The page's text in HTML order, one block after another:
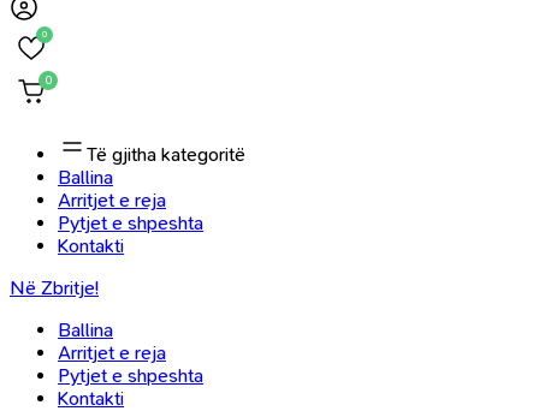
0
0
Të gjitha kategoritë
Ballina
Arritjet e reja
Pytjet e shpeshta
Kontakti
Në Zbritje!
Ballina
Arritjet e reja
Pytjet e shpeshta
Kontakti